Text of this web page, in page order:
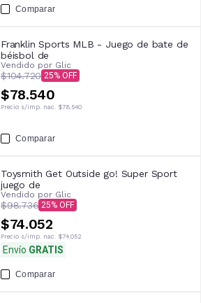
Comparar
Franklin Sports MLB - Juego de bate de
béisbol de
Vendido por Glic
$104.720 25
$78.540
Precio s/imp. nac. $78.540
Comparar
Toysmith Get Outside go! Super Sport
juego de
Vendido por Glic
$98.736 25
$74.052
Precio s/imp. nac. $74.052
Envío GRATIS
Comparar